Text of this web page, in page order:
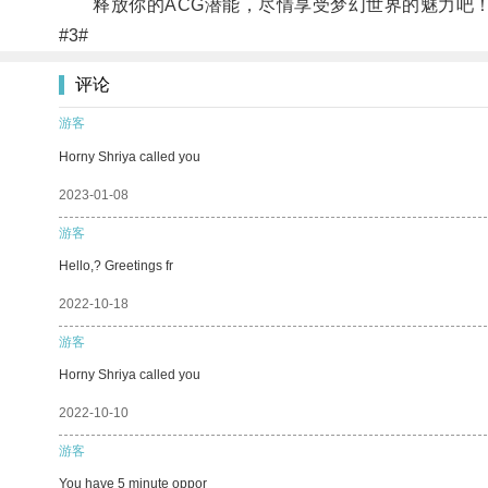
释放你的ACG潜能，尽情享受梦幻世界的魅力吧
#3#
评论
游客
Horny Shriya called you
2023-01-08
游客
Hello,? Greetings fr
2022-10-18
游客
Horny Shriya called you
2022-10-10
游客
You have 5 minute oppor